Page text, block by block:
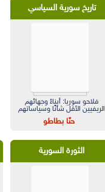
تاريخ سورية السياسي
فلاحو سوريا: أبناءُ وجهائهم
الريفيين الأقل شأنًا وسياساتهم
حنّا بطاطو
الثورة السورية